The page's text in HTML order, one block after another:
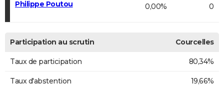
Philippe Poutou 0,00% 0
Participation au scrutin Courcelles
Taux de participation 80,34%
Taux d'abstention 19,66%